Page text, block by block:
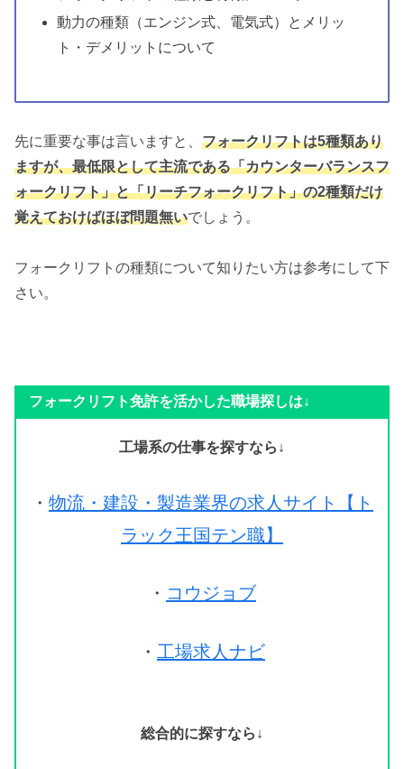
動力の種類（エンジン式、電気式）とメリッ
ト・デメリットについて
先に重要な事は言いますと、 フォークリフトは5種類あり
ますが、最低限として主流である「カウンターバランスフ
ォークリフト」と「リーチフォークリフト」の2種類だけ
覚えておけばほぼ問題無いでしょう。
フォークリフトの種類について知りたい方は参考にして下
さい。
フォークリフト免許を活かした職場探しは↓
工場系の仕事を探すなら↓
・ 物流・建設・製造業界の求人サイト【ト
ラック王国テン職】
・ コウジョブ
・ 工場求人ナビ
総合的に探すなら↓